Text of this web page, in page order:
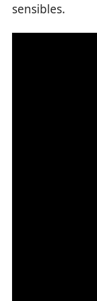
sensibles.